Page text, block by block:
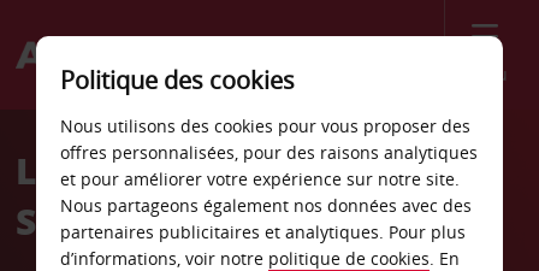
Menu
Welcome
AvisLocation de voiture Dalio
Sprl
Politique des cookies
Nous utilisons des cookies pour vous proposer des
offres personnalisées, pour des raisons analytiques
et pour améliorer votre expérience sur notre site.
Nous partageons également nos données avec des
partenaires publicitaires et analytiques. Pour plus
d’informations, voir notre politique de cookies. En